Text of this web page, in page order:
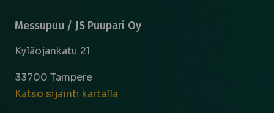
Messupuu / JS Puupari Oy
Kyläojankatu 21
33700 Tampere
Katso sijainti kartalla